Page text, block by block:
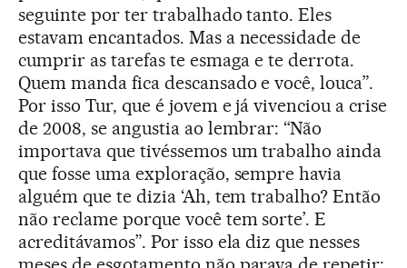
seguinte por ter trabalhado tanto. Eles
estavam encantados. Mas a necessidade de
cumprir as tarefas te esmaga e te derrota.
Quem manda fica descansado e você, louca”.
Por isso Tur, que é jovem e já vivenciou a crise
de 2008, se angustia ao lembrar: “Não
importava que tivéssemos um trabalho ainda
que fosse uma exploração, sempre havia
alguém que te dizia ‘Ah, tem trabalho? Então
não reclame porque você tem sorte’. E
acreditávamos”. Por isso ela diz que nesses